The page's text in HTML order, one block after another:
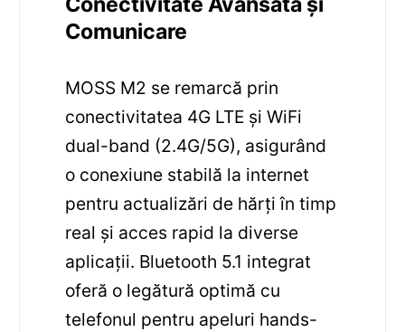
Comunicare
MOSS M2 se remarcă prin
conectivitatea 4G LTE și WiFi
dual-band (2.4G/5G), asigurând
o conexiune stabilă la internet
pentru actualizări de hărți în timp
real și acces rapid la diverse
aplicații. Bluetooth 5.1 integrat
oferă o legătură optimă cu
telefonul pentru apeluri hands-